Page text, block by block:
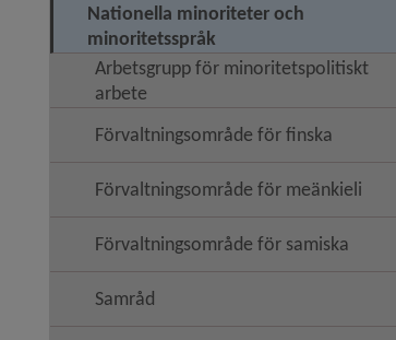
Nationella minoriteter och
minoritetsspråk
Arbetsgrupp för minoritetspolitiskt
arbete
Förvaltningsområde för finska
Förvaltningsområde för meänkieli
Förvaltningsområde för samiska
Samråd